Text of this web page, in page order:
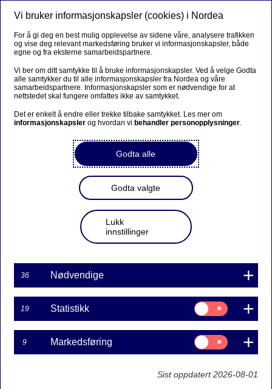
Vi bruker informasjonskapsler (cookies) i Nordea
For å gi deg en best mulig opplevelse av sidene våre, analysere trafikken
og vise deg relevant markedsføring bruker vi informasjonskapsler, både
egne og fra eksterne samarbeidspartnere.
Vi ber om ditt samtykke til å bruke informasjonskapsler. Ved å velge Godta
alle samtykker du til alle informasjonskapsler fra Nordea og våre
samarbeidspartnere. Informasjonskapsler som er nødvendige for at
nettstedet skal fungere omfattes ikke av samtykket.
Det er enkelt å endre eller trekke tilbake samtykket. Les mer om
informasjonskapsler og hvordan vi behandler personopplysninger.
Godta alle
Godta valgte
Lukk
innstillinger
36 Nødvendige
19 Statistikk
Samtykke
til:
Statistikk
9 Markedsføring
Samtykke
til:
Markedsføring
Sist oppdatert 2026-08-01